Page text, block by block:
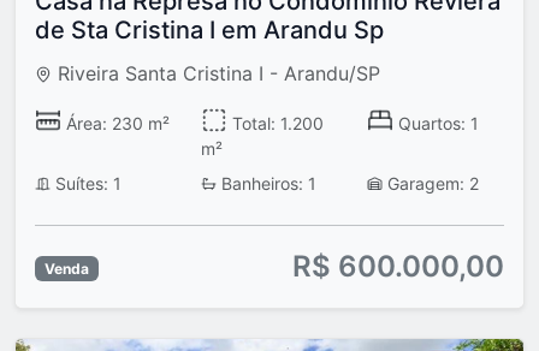
de Sta Cristina I em Arandu Sp
Riveira Santa Cristina I - Arandu/SP
Área: 230 m²
Total: 1.200
m²
Quartos: 1
Suítes: 1 Banheiros: 1 Garagem: 2
Venda R$ 600.000,00